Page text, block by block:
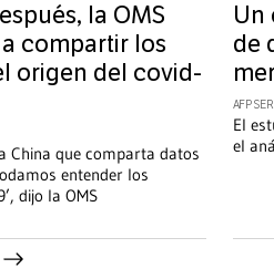
la OMS
compartir los
origen del covid-
China que comparta datos
entender los
dijo la OMS
Un
de
AFP
El
el